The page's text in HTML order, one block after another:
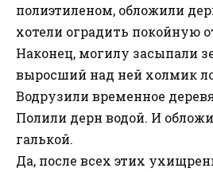
полиэтиленом, обложили
хотели оградить покойную
Наконец, могилу засыпали
выросший над ней холмик
Водрузили временное
Полили дерн водой. И
галькой.
Да, после всех этих